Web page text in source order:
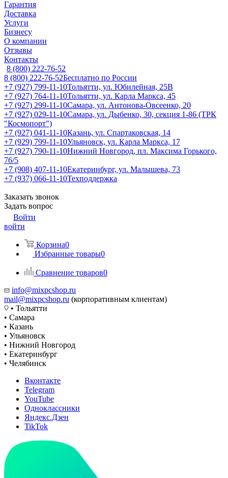
Гарантия
Доставка
Услуги
Бизнесу
О компании
Отзывы
Контакты
8 (800) 222-76-52
8 (800) 222-76-52Бесплатно по России
+7 (927) 799-11-10Тольятти, ул. Юбилейная, 25В
+7 (927) 764-11-10Тольятти, ул. Карла Маркса, 45
+7 (927) 299-11-10Самара, ул. Антонова-Овсеенко, 20
+7 (927) 029-11-10Самара, ул. Дыбенко, 30, секция 1-86 (ТРК
"Космопорт")
+7 (927) 041-11-10Казань, ул. Спартаковская, 14
+7 (929) 799-11-10Ульяновск, ул. Карла Маркса, 17
+7 (927) 790-11-10Нижний Новгород, пл. Максима Горького,
76/5
+7 (908) 407-11-10Екатеринбург, ул. Малышева, 73
+7 (937) 066-11-10Техподдержка
Заказать звонок
Задать вопрос
Войти
войти
Корзина0
Избранные товары0
Сравнение товаров0
info@mixpcshop.ru
mail@mixpcshop.ru (корпоративным клиентам)
• Тольятти
• Самара
• Казань
• Ульяновск
• Нижний Новгород
• Екатеринбург
• Челябинск
Вконтакте
Telegram
YouTube
Одноклассники
Яндекс.Дзен
TikTok